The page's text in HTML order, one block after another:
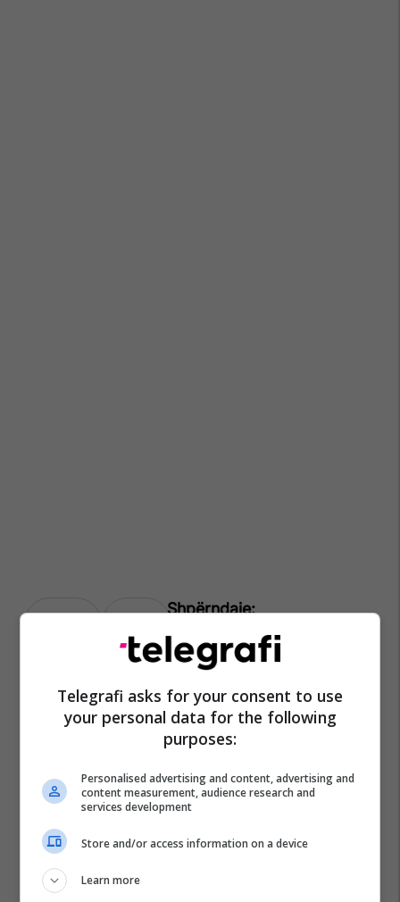
Telegrafi asks for your consent to use
your personal data for the following
purposes:
Personalised advertising and content, advertising and
content measurement, audience research and
services development
Store and/or access information on a device
Learn more